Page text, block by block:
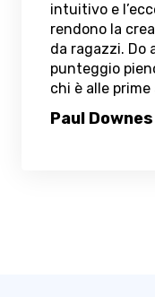
intuitivo e
rendono la
da ragazzi. Do
punteggio
chi è alle prime
Paul Downes